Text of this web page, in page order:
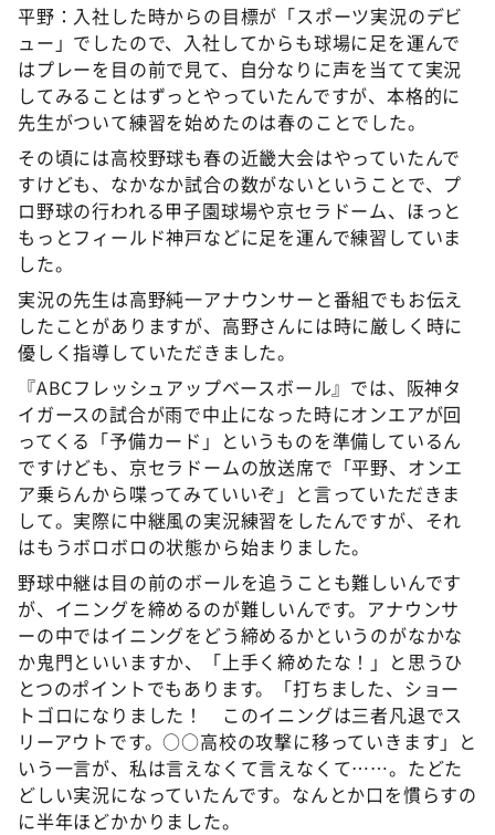
平野：入社した時からの目標が「スポーツ実況のデビ
ュー」でしたので、入社してからも球場に足を運んで
はプレーを目の前で見て、自分なりに声を当てて実況
してみることはずっとやっていたんですが、本格的に
先生がついて練習を始めたのは春のことでした。
その頃には高校野球も春の近畿大会はやっていたんで
すけども、なかなか試合の数がないということで、プ
ロ野球の行われる甲子園球場や京セラドーム、ほっと
もっとフィールド神戸などに足を運んで練習していま
した。
実況の先生は高野純一アナウンサーと番組でもお伝え
したことがありますが、高野さんには時に厳しく時に
優しく指導していただきました。
『ABCフレッシュアップベースボール』では、阪神タ
イガースの試合が雨で中止になった時にオンエアが回
ってくる「予備カード」というものを準備しているん
ですけども、京セラドームの放送席で「平野、オンエ
ア乗らんから喋ってみていいぞ」と言っていただきま
して。実際に中継風の実況練習をしたんですが、それ
はもうボロボロの状態から始まりました。
野球中継は目の前のボールを追うことも難しいんです
が、イニングを締めるのが難しいんです。アナウンサ
ーの中ではイニングをどう締めるかというのがなかな
か鬼門といいますか、「上手く締めたな！」と思うひ
とつのポイントでもあります。「打ちました、ショー
トゴロになりました！ このイニングは三者凡退でス
リーアウトです。○○高校の攻撃に移っていきます」と
いう一言が、私は言えなくて言えなくて……。たどた
どしい実況になっていたんです。なんとか口を慣らすの
に半年ほどかかりました。